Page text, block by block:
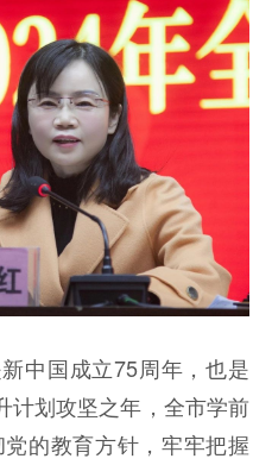
中国成立75周年，也是
计划攻坚之年，全市学前
的教育方针，牢牢把握